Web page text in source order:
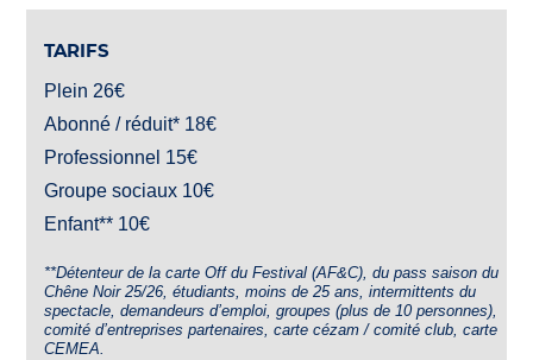
TARIFS
Plein 26€
Abonné / réduit* 18€
Professionnel 15€
Groupe sociaux 10€
Enfant** 10€
**Détenteur de la carte Off du Festival (AF&C), du pass saison du
Chêne Noir 25/26, étudiants, moins de 25 ans, intermittents du
spectacle, demandeurs d’emploi, groupes (plus de 10 personnes),
comité d’entreprises partenaires, carte cézam / comité club, carte
CEMEA.